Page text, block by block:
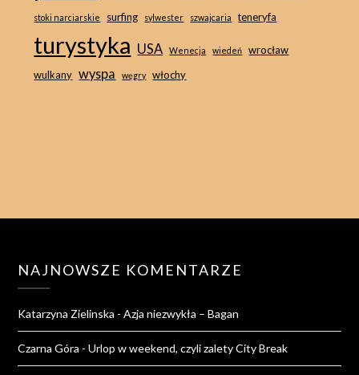
stoki narciarskie surfing sylwester szwajcaria teneryfa
turystyka USA Wenecja wiedeń
wrocław
wulkany wyspa węgry włochy
NAJNOWSZE KOMENTARZE
Katarzyna Zielinska -Azja niezwykła – Bagan
Czarna Góra -Urlop w weekend, czyli zalety City Break